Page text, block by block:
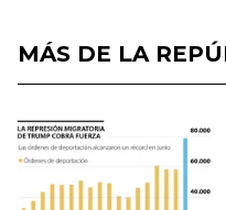
MÁS DE LA